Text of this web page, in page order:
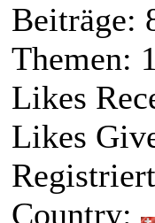
Beiträge:
Themen:
Likes
Likes
Country: